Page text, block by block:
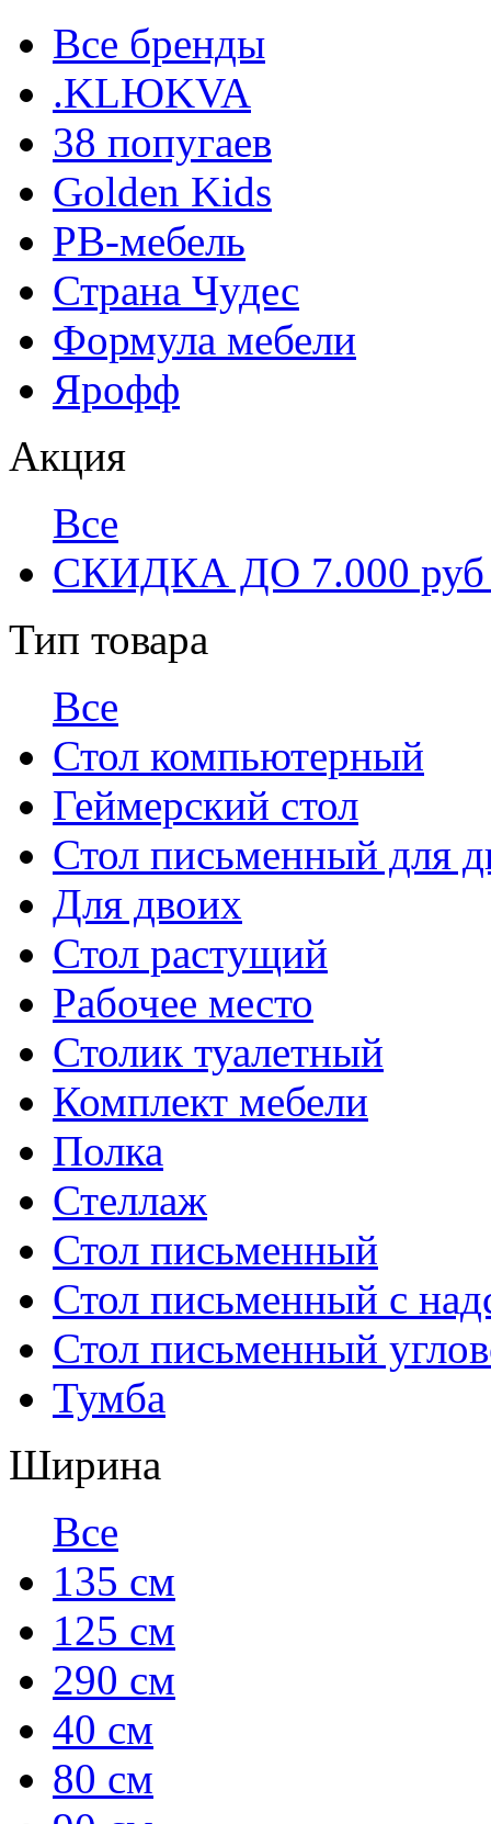
Все бренды
.KLЮKVA
38 попугаев
Golden Kids
РВ-мебель
Страна Чудес
Формула мебели
Ярофф
Акция
Все
СКИДКА ДО 7.000
Тип товара
Все
Стол компьютерный
Геймерский стол
Стол письменный для
Для двоих
Стол растущий
Рабочее место
Столик туалетный
Комплект мебели
Полка
Стеллаж
Стол письменный
Стол письменный с
Стол письменный
Тумба
Ширина
Все
135 см
125 см
290 см
40 см
80 см